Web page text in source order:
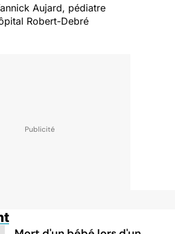
Aujard, pédiatre
Robert-Debré